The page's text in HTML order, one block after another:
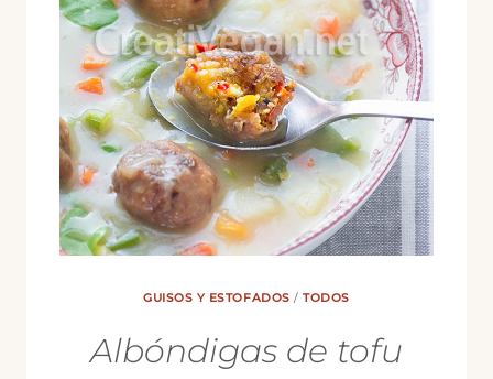
Y
SÉSAMO
GUISOS Y ESTOFADOS /TODOS
Albóndigas de tofu